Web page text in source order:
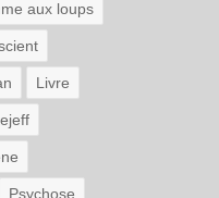
aux loups
Livre
Psychose